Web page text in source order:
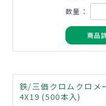
数量：
商品
鉄/三価クロムクロメ
4X19 (500本入)